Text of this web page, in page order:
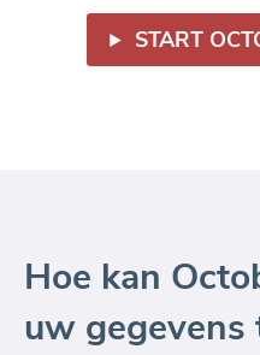
START
Hoe kan
uw gegevens